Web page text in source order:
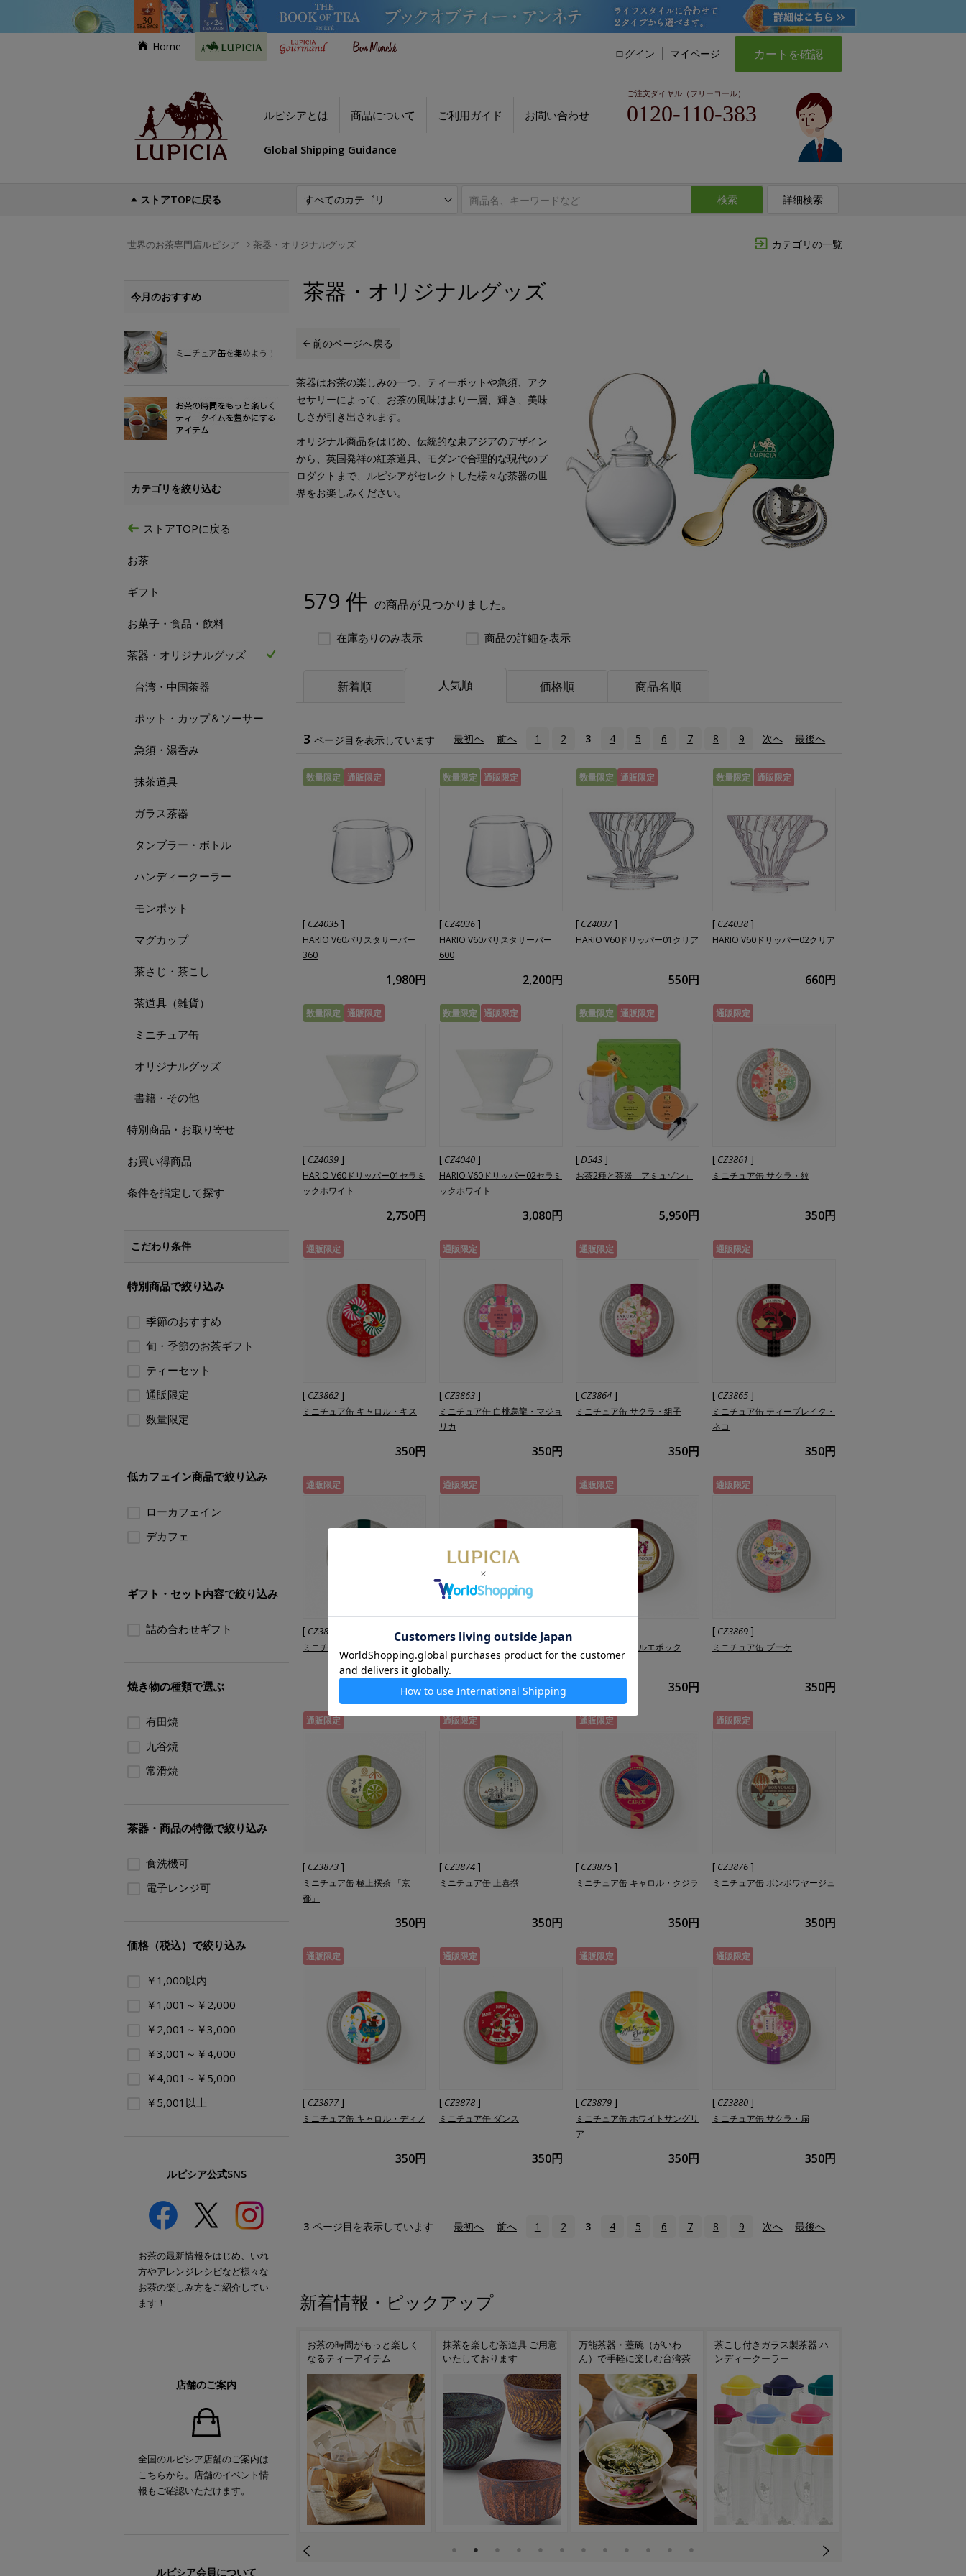
Home
ログイン マイページ カートを確認
ルピシアとは 商品について ご利用ガイド お問い合わせ
ご注文ダイヤル（フリーコール）
0120-110-383
Global Shipping Guidance
ストアTOPに戻る 検索 詳細検索
カテゴリの一覧
世界のお茶専門店ルピシア 茶器・オリジナルグッズ
茶器・オリジナルグッズ
前のページへ戻る
茶器はお茶の楽しみの一つ。ティーポットや急須、アク
セサリーによって、お茶の風味はより一層、輝き、美味
しさが引き出されます。
オリジナル商品をはじめ、伝統的な東アジアのデザイン
から、英国発祥の紅茶道具、モダンで合理的な現代のプ
ロダクトまで、ルピシアがセレクトした様々な茶器の世
界をお楽しみください。
579 件 の商品が見つかりました。
在庫ありのみ表示 商品の詳細を表示
新着順 人気順 価格順 商品名順
3 ページ目を表示しています 最初へ 前へ 1 2 3 4 5 6 7 8 9 次へ 最後へ
数量限定 通販限定
[ CZ4035 ]
HARIO V60バリスタサーバー
360
1,980円
数量限定 通販限定
[ CZ4036 ]
HARIO V60バリスタサーバー
600
2,200円
数量限定 通販限定
[ CZ4037 ]
HARIO V60ドリッパー01クリア
550円
数量限定 通販限定
[ CZ4038 ]
HARIO V60ドリッパー02クリア
660円
数量限定 通販限定
[ CZ4039 ]
HARIO V60ドリッパー01セラミ
ックホワイト
2,750円
数量限定 通販限定
[ CZ4040 ]
HARIO V60ドリッパー02セラミ
ックホワイト
3,080円
数量限定 通販限定
[D543 ]
お茶2種と茶器「アミュゾン」
5,950円
通販限定
[ CZ3861 ]
ミニチュア缶 サクラ・紋
350円
通販限定
[ CZ3862 ]
ミニチュア缶 キャロル・キス
350円
通販限定
[ CZ3863 ]
ミニチュア缶 白桃烏龍・マジョ
リカ
350円
通販限定
[ CZ3864 ]
ミニチュア缶 サクラ・組子
350円
通販限定
[ CZ3865 ]
ミニチュア缶 ティーブレイク・
ネコ
350円
通販限定
[ CZ3866
ミニチュア缶 ラクダと王子
350円
通販限定
CZ3867
ミニチュア缶 ユニオンジャック
350円
通販限定
ミニチュア缶 ベルエポック
350円
通販限定
[ CZ3869 ]
ミニチュア缶 ブーケ
350円
通販限定
[ CZ3873 ]
ミニチュア缶 極上撰茶 「京
都」
350円
通販限定
[ CZ3874 ]
ミニチュア缶 上喜撰
350円
通販限定
[ CZ3875 ]
ミニチュア缶 キャロル・クジラ
350円
通販限定
[ CZ3876 ]
ミニチュア缶 ボンボワヤージュ
350円
通販限定
[ CZ3877 ]
ミニチュア缶 キャロル・ディノ
350円
通販限定
[ CZ3878 ]
ミニチュア缶 ダンス
350円
通販限定
[ CZ3879 ]
ミニチュア缶 ホワイトサングリ
ア
350円
通販限定
[ CZ3880 ]
ミニチュア缶 サクラ・扇
350円
3 ページ目を表示しています 最初へ 前へ 1 2 3 4 5 6 7 8 9 次へ 最後へ
新着情報・ピックアップ
抹茶を楽しむ茶道具 ご用意
いたしております
万能茶器・蓋碗（がいわ
ん）で手軽に楽しむ台湾茶
茶こし付きガラス製茶器 ハ
ンディークーラー
焙烙（ほうろく）で手軽に
お茶を焙煎！
今月のおすすめ
カテゴリを絞り込む
ストアTOPに戻る
お茶
ギフト
お菓子・食品・飲料
茶器・オリジナルグッズ
台湾・中国茶器
ポット・カップ＆ソーサー
急須・湯呑み
抹茶道具
ガラス茶器
タンブラー・ボトル
ハンディークーラー
モンポット
マグカップ
茶さじ・茶こし
茶道具（雑貨）
ミニチュア缶
オリジナルグッズ
書籍・その他
特別商品・お取り寄せ
お買い得商品
条件を指定して探す
こだわり条件
特別商品で絞り込み
季節のおすすめ
旬・季節のお茶ギフト
ティーセット
通販限定
数量限定
低カフェイン商品で絞り込み
ローカフェイン
デカフェ
ギフト・セット内容で絞り込み
詰め合わせギフト
焼き物の種類で選ぶ
有田焼
九谷焼
常滑焼
茶器・商品の特徴で絞り込み
食洗機可
電子レンジ可
価格（税込）で絞り込み
￥1,000以内
￥1,001～￥2,000
￥2,001～￥3,000
￥3,001～￥4,000
￥4,001～￥5,000
￥5,001以上
ルピシア公式SNS
お茶の最新情報をはじめ、いれ
方やアレンジレシピなど様々な
お茶の楽しみ方をご紹介してい
ます！
店舗のご案内
全国のルピシア店舗のご案内は
こちらから。店舗のイベント情
報もご確認いただけます。
ルピシア会員について